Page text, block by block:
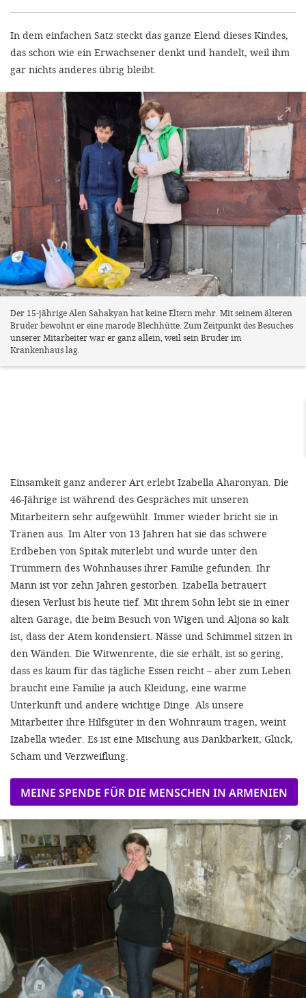
In dem einfachen Satz steckt das ganze Elend dieses Kindes,
das schon wie ein Erwachsener denkt und handelt, weil ihm
gar nichts anderes übrig bleibt.
Der 15-jährige Alen Sahakyan hat keine Eltern mehr. Mit seinem älteren
Bruder bewohnt er eine marode Blechhütte. Zum Zeitpunkt des Besuches
unserer Mitarbeiter war er ganz allein, weil sein Bruder im
Krankenhaus lag.
Einsamkeit ganz anderer Art erlebt Izabella Aharonyan. Die
46-Jährige ist während des Gespräches mit unseren
Mitarbeitern sehr aufgewühlt. Immer wieder bricht sie in
Tränen aus. Im Alter von 13 Jahren hat sie das schwere
Erdbeben von Spitak miterlebt und wurde unter den
Trümmern des Wohnhauses ihrer Familie gefunden. Ihr
Mann ist vor zehn Jahren gestorben. Izabella betrauert
diesen Verlust bis heute tief. Mit ihrem Sohn lebt sie in einer
alten Garage, die beim Besuch von Wigen und Aljona so kalt
ist, dass der Atem kondensiert. Nässe und Schimmel sitzen in
den Wänden. Die Witwenrente, die sie erhält, ist so gering,
dass es kaum für das tägliche Essen reicht – aber zum Leben
braucht eine Familie ja auch Kleidung, eine warme
Unterkunft und andere wichtige Dinge. Als unsere
Mitarbeiter ihre Hilfsgüter in den Wohnraum tragen, weint
Izabella wieder. Es ist eine Mischung aus Dankbarkeit, Glück,
Scham und Verzweiflung.
MEINE SPENDE FÜR DIE MENSCHEN IN ARMENIEN